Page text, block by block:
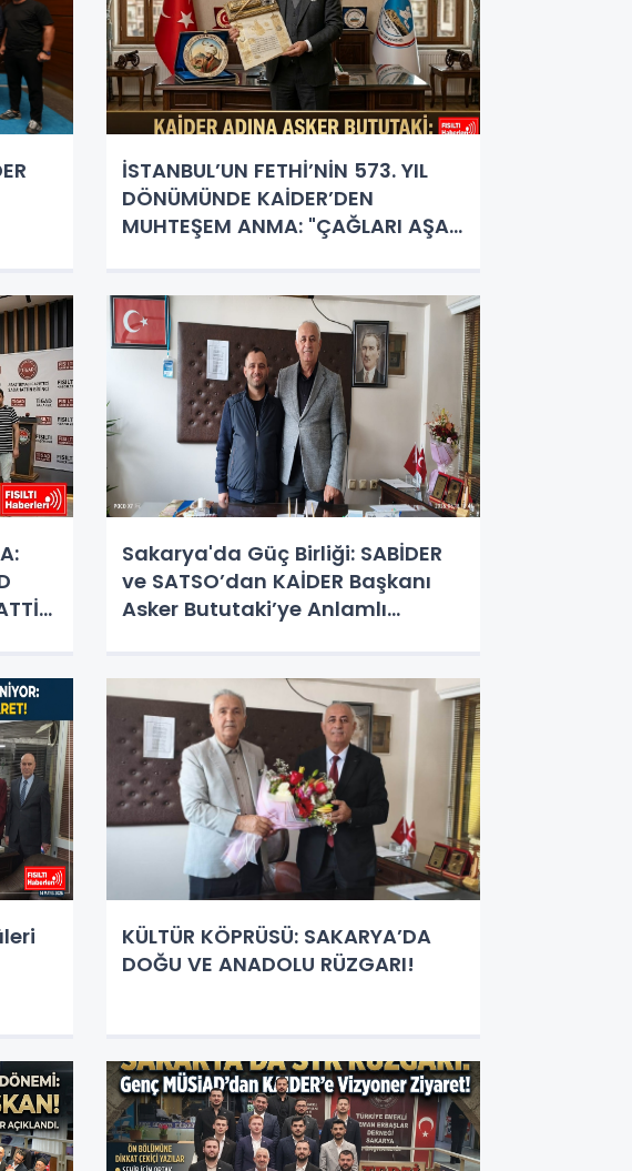
İSTANBUL’UN FETHİ’NİN 573. YIL
DÖNÜMÜNDE KAİDER’DEN
MUHTEŞEM ANMA: "ÇAĞLARI AŞAN
Sakarya'da Güç Birliği: SABİDER
ve SATSO’dan KAİDER Başkanı
Asker Bututaki’ye Anlamlı
KÜLTÜR KÖPRÜSÜ: SAKARYA’DA
DOĞU VE ANADOLU RÜZGARI!